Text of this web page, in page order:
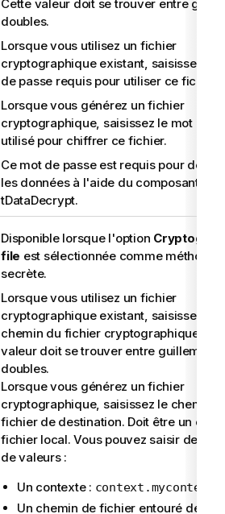
Cette valeur doit se trouver entre
doubles.
Lorsque vous utilisez un fichier
cryptographique existant, saisissez le
de passe requis pour utiliser ce fichier.
Lorsque vous générez un fichier
cryptographique, saisissez le mot de
utilisé pour chiffrer ce fichier.
Ce mot de passe est requis pour
les données à l'aide du composant
tDataDecrypt.
Disponible lorsque l'option
file est sélectionnée comme méthode
secrète.
Lorsque vous utilisez un fichier
cryptographique existant, saisissez le
chemin du fichier cryptographique.
valeur doit se trouver entre guillemets
doubles.
Lorsque vous générez un fichier
cryptographique, saisissez le chemin
fichier de destination. Doit être un
fichier local. Vous pouvez saisir deux
de valeurs :
Un contexte : context.mycontext
Un chemin de fichier entouré de